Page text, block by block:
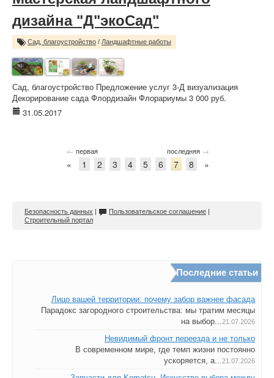
дизайна "Д"экоСад"
Сад, благоустройство / Ландшафтные работы
Сад, благоустройство Предложение услуг 3-Д визуализация
Декорирование сада Флордизайн Флорариумы 3 000 руб.
31.05.2017
← первая последняя →
« 1 2 3 4 5 6 7 8 »
Безопасность данных | Пользовательское соглашение |
Строительный портал
Последние статьи
Лицо вашей территории: почему забор важнее фасада
Парадокс загородного строительства: мы тратим месяцы
на выбор...21.07.2026
Невидимый фронт переезда и не только
В современном мире, где темп жизни постоянно
ускоряется, а...21.07.2026